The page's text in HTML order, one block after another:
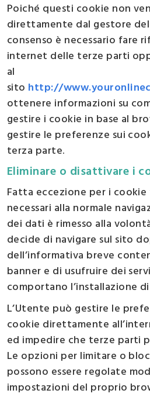
Poiché questi cookie non
direttamente dal gestore
consenso è necessario fare
internet delle terze parti
al
sito http://
ottenere informazioni su
gestire i cookie in base al
gestire le preferenze sui
terza parte.
Eliminare o disattivare i
Fatta eccezione per i
necessari alla normale
dei dati è rimesso alla
decide di navigare sul sito
dell’informativa breve
banner e di usufruire dei
comportano l’installazione
L’Utente può gestire le
cookie direttamente
ed impedire che terze parti
Le opzioni per limitare o
possono essere regolate
impostazioni del proprio